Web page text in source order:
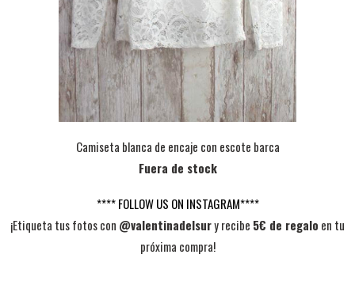
Camiseta blanca de encaje con escote barca
Fuera de stock
**** FOLLOW US ON INSTAGRAM****
¡Etiqueta tus fotos con @valentinadelsury recibe 5€ de regalo en tu
próxima compra!